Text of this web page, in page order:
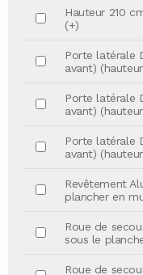
Hauteur 210
(+)
Porte latérale
avant)
Porte latérale
avant)
Porte latérale
avant)
Revêtement
plancher en
Roue de
sous le
Roue de